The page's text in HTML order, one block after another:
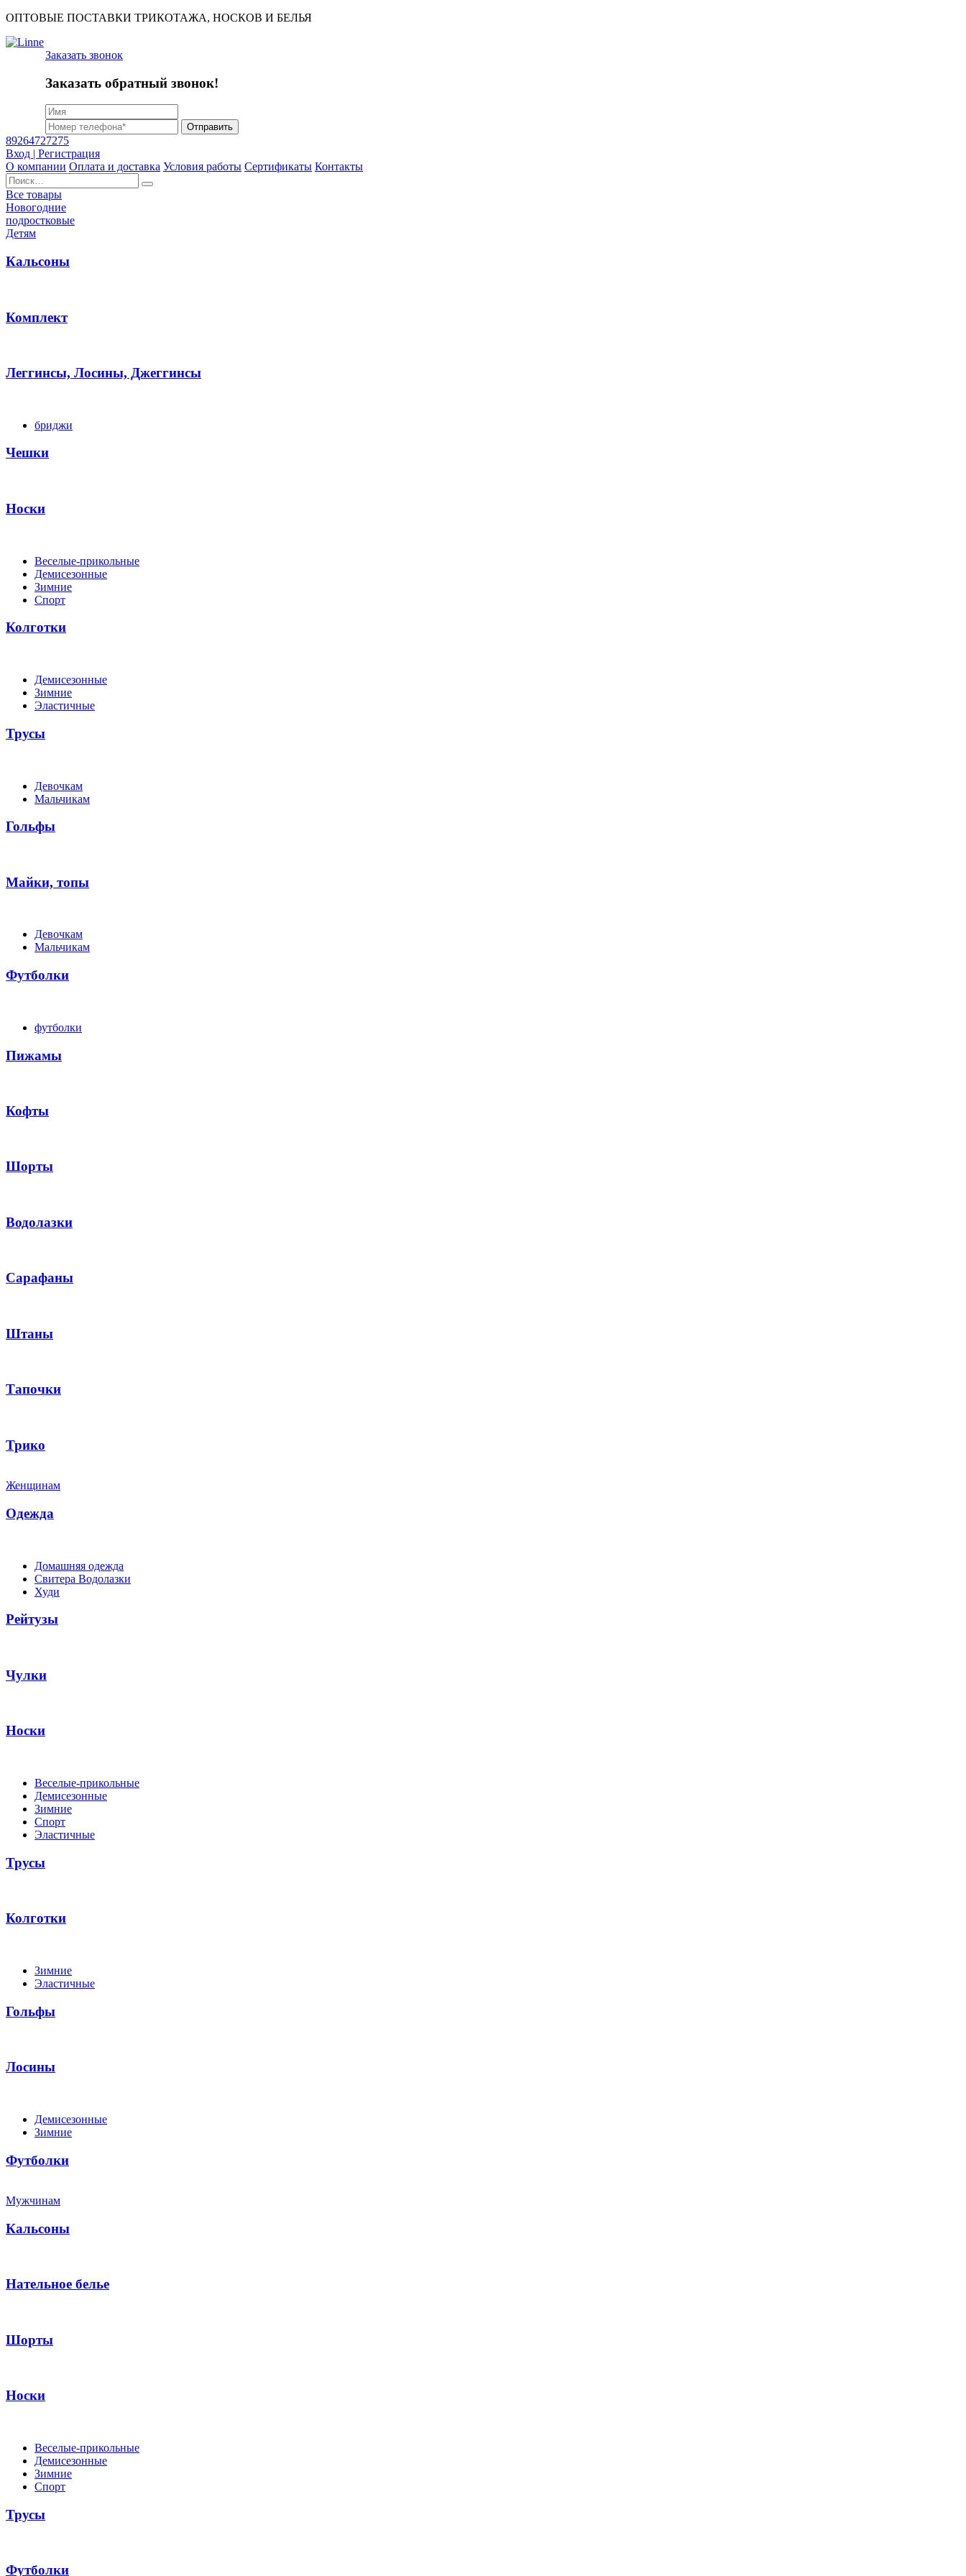
ОПТОВЫЕ ПОСТАВКИ ТРИКОТАЖА, НОСКОВ И БЕЛЬЯ
Заказать звонок
Заказать обратный звонок!
Отправить
89264727275
Вход | Регистрация
О компании Оплата и доставка Условия работы Сертификаты Контакты
Найти:
Все товары
Новогодние
подростковые
Детям
Кальсоны
Комплект
Леггинсы, Лосины, Джеггинсы
бриджи
Чешки
Носки
Веселые-прикольные
Демисезонные
Зимние
Спорт
Колготки
Демисезонные
Зимние
Эластичные
Трусы
Девочкам
Мальчикам
Гольфы
Майки, топы
Девочкам
Мальчикам
Футболки
футболки
Пижамы
Кофты
Шорты
Водолазки
Сарафаны
Штаны
Тапочки
Трико
Женщинам
Одежда
Домашняя одежда
Свитера Водолазки
Худи
Рейтузы
Чулки
Носки
Веселые-прикольные
Демисезонные
Зимние
Спорт
Эластичные
Трусы
Колготки
Зимние
Эластичные
Гольфы
Лосины
Демисезонные
Зимние
Футболки
Мужчинам
Кальсоны
Нательное белье
Шорты
Носки
Веселые-прикольные
Демисезонные
Зимние
Спорт
Трусы
Футболки